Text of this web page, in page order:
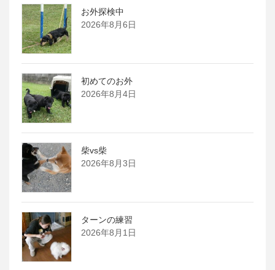
お外探検中
2026年8月6日
初めてのお外
2026年8月4日
柴vs柴
2026年8月3日
ターンの練習
2026年8月1日